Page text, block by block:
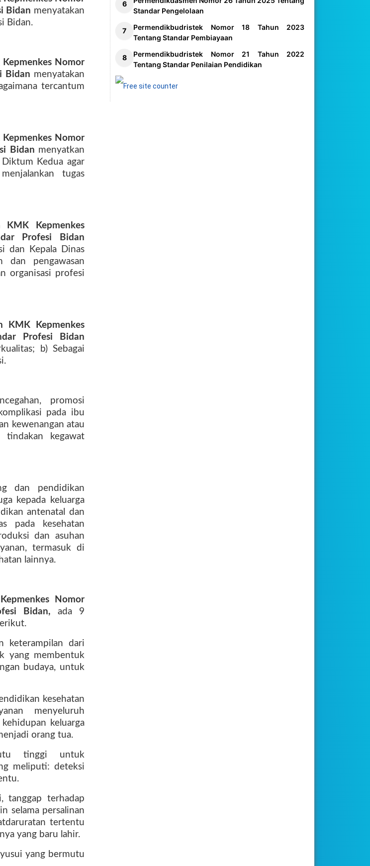
Bidan menyatakan
Bidan.
Nomor
Bidan menyatakan
tercantum
Nomor
Bidan menyatkan
Kedua agar
tugas
KMK Kepmenkes
Profesi Bidan
dan Kepala Dinas
dan pengawasan
organisasi profesi
KMK Kepmenkes
Profesi Bidan
b) Sebagai
promosi
pada ibu
kewenangan atau
tindakan kegawat
dan pendidikan
kepada keluarga
antenatal dan
pada kesehatan
dan asuhan
termasuk di
lainnya.
Nomor
Bidan, ada 9
keterampilan dari
yang membentuk
budaya, untuk
kesehatan
menyeluruh
keluarga
orang tua.
tinggi untuk
meliputi: deteksi
tanggap terhadap
selama persalinan
tertentu
yang baru lahir.
yang bermutu
Standar Pengelolaan
Permendikbudristek Nomor 18 Tahun 2023
Tentang Standar Pembiayaan
Permendikbudristek Nomor 21 Tahun 2022
Tentang Standar Penilaian Pendidikan